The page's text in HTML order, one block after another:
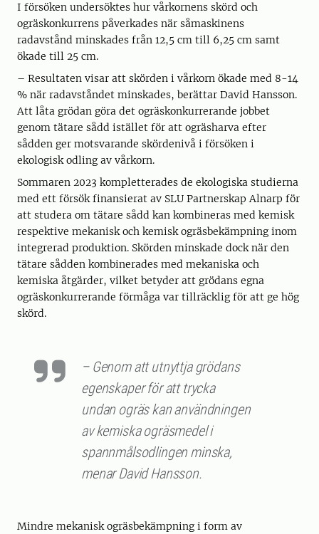
I försöken undersöktes hur vårkornens skörd och
ogräskonkurrens påverkades när såmaskinens
radavstånd minskades från 12,5 cm till 6,25 cm samt
ökade till 25 cm.
– Resultaten visar att skörden i vårkorn ökade med 8-14
% när radavståndet minskades, berättar David Hansson.
Att låta grödan göra det ogräskonkurrerande jobbet
genom tätare sådd istället för att ogräsharva efter
sådden ger motsvarande skördenivå i försöken i
ekologisk odling av vårkorn.
Sommaren 2023 kompletterades de ekologiska studierna
med ett försök finansierat av SLU Partnerskap Alnarp för
att studera om tätare sådd kan kombineras med kemisk
respektive mekanisk och kemisk ogräsbekämpning inom
integrerad produktion. Skörden minskade dock när den
tätare sådden kombinerades med mekaniska och
kemiska åtgärder, vilket betyder att grödans egna
ogräskonkurrerande förmåga var tillräcklig för att ge hög
skörd.
– Genom att utnyttja grödans
egenskaper för att trycka
undan ogräs kan användningen
av kemiska ogräsmedel i
spannmålsodlingen minska,
menar David Hansson.
Mindre mekanisk ogräsbekämpning i form av